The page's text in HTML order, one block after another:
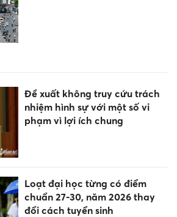
Đề xuất không truy cứu trách
nhiệm hình sự với một số vi
phạm vì lợi ích chung
Loạt đại học từng có điểm
chuẩn 27-30, năm 2026 thay
đổi cách tuyển sinh